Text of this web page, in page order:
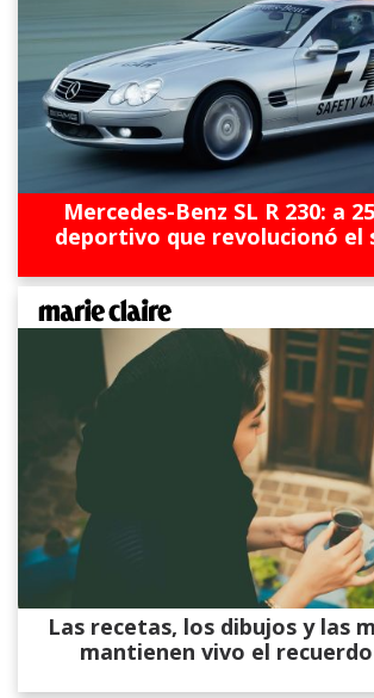
Mercedes-Benz SL R 230: a
deportivo que revolucionó el
Las recetas, los dibujos y las
mantienen vivo el